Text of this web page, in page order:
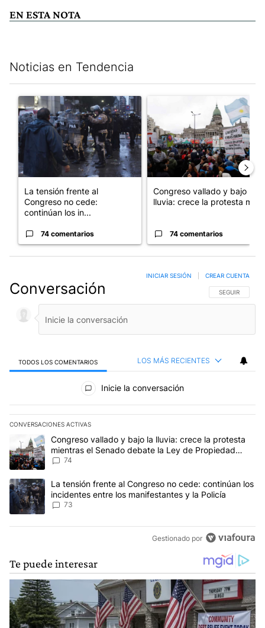
EN ESTA NOTA
Noticias en Tendencia
Un artículo de tendencia con el título "La tensión frente al
La tensión frente al
Congreso no cede:
continúan los in...
74 comentarios
Un artículo de tendencia
Congreso vallado y bajo la
lluvia: crece la protesta mi...
74 comentarios
Conversación SIGA ESTA
SEGUIR
INICIAR SESIÓN CREAR CUENTA
TODOS LOS COMENTARIOS LOS MÁS RECIENTES
Todos los comentarios
Inicie la conversación
CONVERSACIONES ACTIVAS
Este listado muestra los artículos con más comentarios en los
Un artículo de tendencia con el título "Congreso vallado y bajo
Congreso vallado y bajo la lluvia: crece la protesta
mientras el Senado debate la Ley de Propiedad
Privada
74
Un artículo de tendencia con el título "La tensión frente al
La tensión frente al Congreso no cede: continúan los
incidentes entre los manifestantes y la Policía
73
Gestionado por